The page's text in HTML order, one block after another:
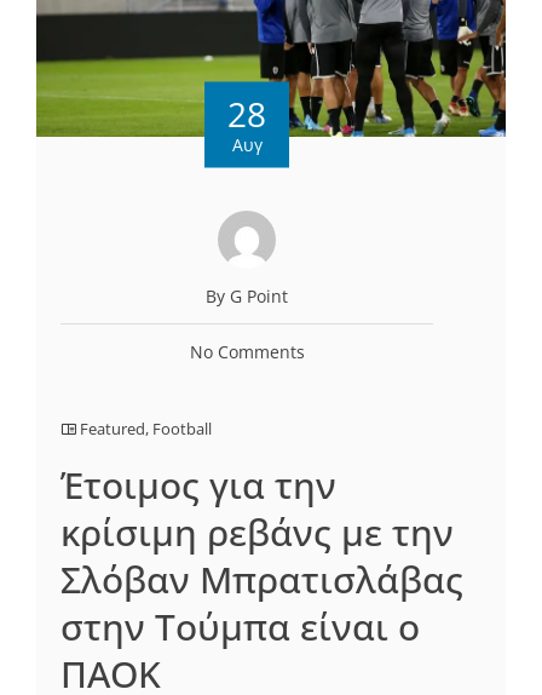
28
Αυγ
By G Point
No Comments
Featured, Football
Έτοιμος για την
κρίσιμη ρεβάνς με την
Σλόβαν Μπρατισλάβας
στην Τούμπα είναι ο
ΠΑΟΚ